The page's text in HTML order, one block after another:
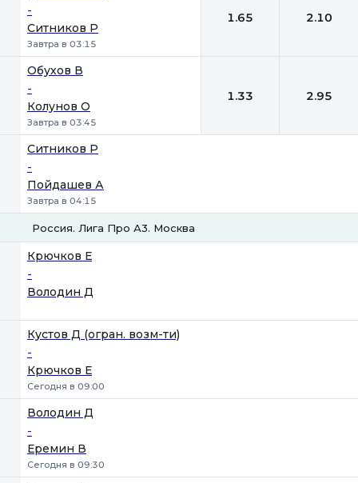
-
Ситников Р
Завтра в 03:15
1.65 2.10
Обухов В
-
Колунов О
Завтра в 03:45
1.33 2.95
Ситников Р
-
Пойдашев А
Завтра в 04:15
Россия. Лига Про А3. Москва
Крючков Е
-
Володин Д
Кустов Д (огран. возм-ти)
-
Крючков Е
Сегодня в 09:00
Володин Д
-
Еремин В
Сегодня в 09:30